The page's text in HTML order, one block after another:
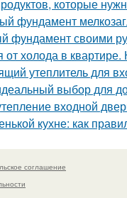
которые
фундамент
фундамент своими
от холода в
утеплитель для
выбор для
входной
кухне: как
соглашение